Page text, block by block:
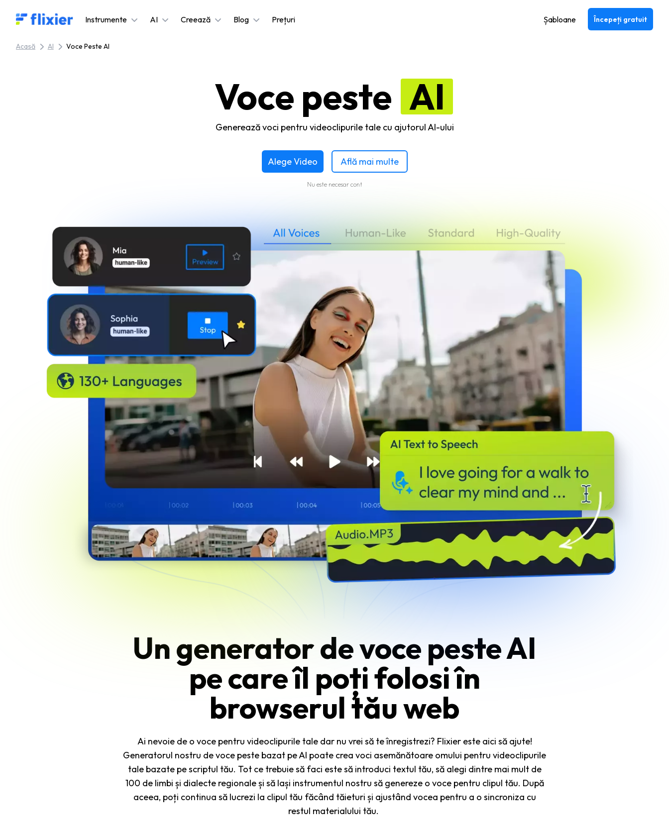
Flixier logo - Home Instrumente AI Creează Blog Prețuri Șabloane Începeți gratuit
Acasă AI Voce Peste AI
Voce peste AI
Generează voci pentru videoclipurile tale cu ajutorul AI-ului
Alege Video Află mai multe
Nu este necesar cont
Un generator de voce peste AI
pe care îl poți folosi în
browserul tău web
Ai nevoie de o voce pentru videoclipurile tale dar nu vrei să te înregistrezi? Flixier este aici să ajute!
Generatorul nostru de voce peste bazat pe AI poate crea voci asemănătoare omului pentru videoclipurile
tale bazate pe scriptul tău. Tot ce trebuie să faci este să introduci textul tău, să alegi dintre mai mult de
100 de limbi și dialecte regionale și să lași instrumentul nostru să genereze o voce pentru clipul tău. După
aceea, poți continua să lucrezi la clipul tău făcând tăieturi și ajustând vocea pentru a o sincroniza cu
restul materialului tău.